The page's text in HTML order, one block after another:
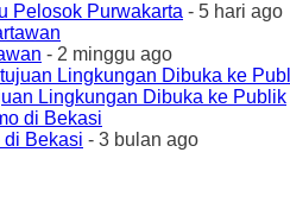
Pelosok Purwakarta - 5 hari ago
- 2 minggu ago
Lingkungan Dibuka ke Publik
di Bekasi - 3 bulan ago